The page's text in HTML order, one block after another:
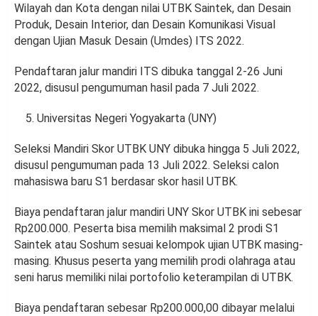
Wilayah dan Kota dengan nilai UTBK Saintek, dan Desain
Produk, Desain Interior, dan Desain Komunikasi Visual
dengan Ujian Masuk Desain (Umdes) ITS 2022.
Pendaftaran jalur mandiri ITS dibuka tanggal 2-26 Juni
2022, disusul pengumuman hasil pada 7 Juli 2022.
Universitas Negeri Yogyakarta (UNY)
Seleksi Mandiri Skor UTBK UNY dibuka hingga 5 Juli 2022,
disusul pengumuman pada 13 Juli 2022. Seleksi calon
mahasiswa baru S1 berdasar skor hasil UTBK.
Biaya pendaftaran jalur mandiri UNY Skor UTBK ini sebesar
Rp200.000. Peserta bisa memilih maksimal 2 prodi S1
Saintek atau Soshum sesuai kelompok ujian UTBK masing-
masing. Khusus peserta yang memilih prodi olahraga atau
seni harus memiliki nilai portofolio keterampilan di UTBK.
Biaya pendaftaran sebesar Rp200.000,00 dibayar melalui